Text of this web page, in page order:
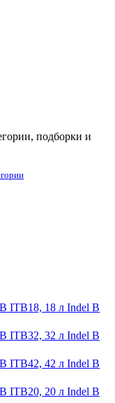
подборки и
Indel B
Indel B
Indel B
Indel B